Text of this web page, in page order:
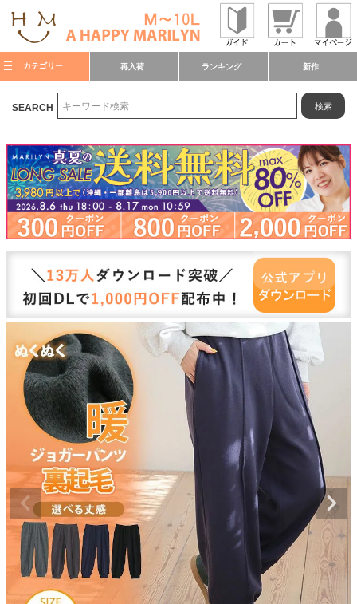
カテゴリー 再入荷 ランキング 新作
SEARCH 検索